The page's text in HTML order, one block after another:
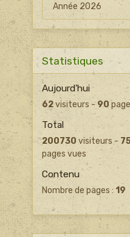
Année 2026
Statistiques
Aujourd'hui
62visiteurs -90
Total
200730 visiteurs -
pages vues
Contenu
Nombre de pages : 19